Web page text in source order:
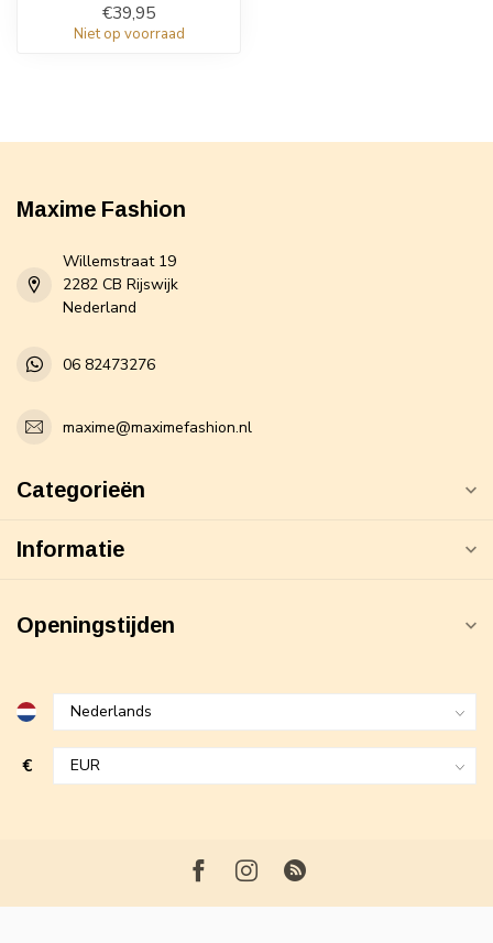
€39,95
Niet op voorraad
Maxime Fashion
Willemstraat 19
2282 CB Rijswijk
Nederland
06 82473276
maxime@maximefashion.nl
Categorieën
Informatie
Openingstijden
€